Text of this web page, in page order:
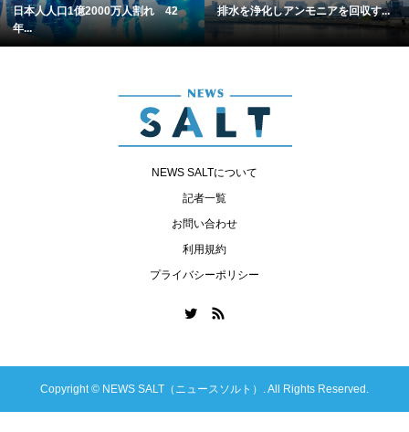
日本人人口1億2000万人割れ 42
年...
排水を浄化しアンモニアを回収す...
NEWS SALTについて
記者一覧
お問い合わせ
利用規約
プライバシーポリシー
Copyright © NEWS SALT（ニュースソルト）. All Rights Reserved.